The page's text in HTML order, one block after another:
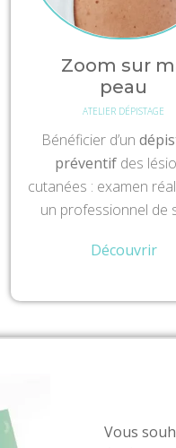
Zoom sur
peau
ATELIER DÉPISTAGE
Bénéficier d’un
préventif des
cutanées : examen
un professionnel de
Découvrir
Vous